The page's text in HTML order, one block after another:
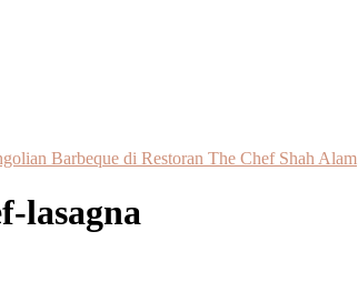
Barbeque di Restoran The Chef Shah Alam
lasagna